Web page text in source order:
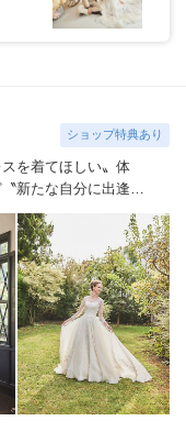
ショップ特典あり
を着てほしい〟 体
新たな自分に出逢え
。
素材・デザイ
3～23号まで展開。
多数取扱っており、
クトされたインポート
ズ調整。さらに和装
れている厳選された
やかなコレクショ
お衣裳選びをお手伝